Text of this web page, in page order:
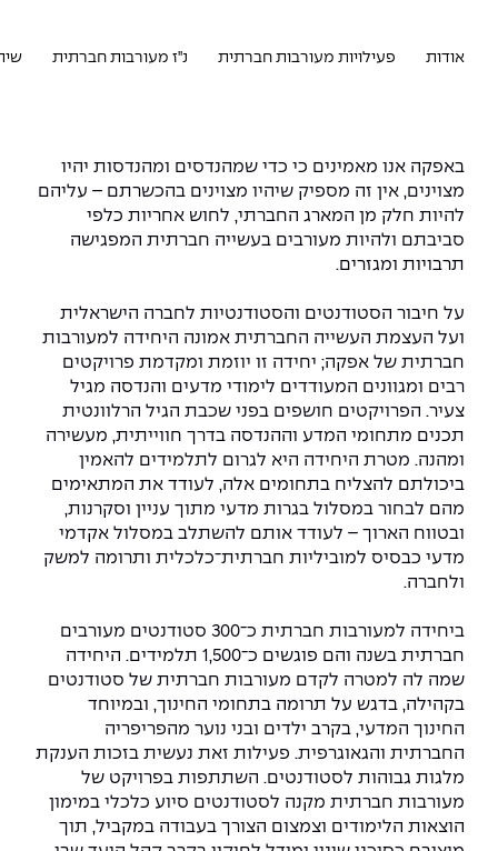
אודות פעילויות מעורבות חברתית נ"ז מעורבות חברתית
באפקה אנו מאמינים כי כדי שמהנדסים ומהנדסות יהיו
מצוינים, אין זה מספיק שיהיו מצוינים בהכשרתם – עליהם
להיות חלק מן המארג החברתי, לחוש אחריות כלפי
סביבתם ולהיות מעורבים בעשייה חברתית המפגישה
תרבויות ומגזרים.
על חיבור הסטודנטים והסטודנטיות לחברה הישראלית
ועל העצמת העשייה החברתית אמונה היחידה למעורבות
חברתית של אפקה; יחידה זו יוזמת ומקדמת פרויקטים
רבים ומגוונים המעודדים לימודי מדעים והנדסה מגיל
צעיר. הפרויקטים חושפים בפני שכבת הגיל הרלוונטית
תכנים מתחומי המדע וההנדסה בדרך חווייתית, מעשירה
ומהנה. מטרת היחידה היא לגרום לתלמידים להאמין
ביכולתם להצליח בתחומים אלה, לעודד את המתאימים
מהם לבחור במסלול בגרות מדעי מתוך עניין וסקרנות,
ובטווח הארוך – לעודד אותם להשתלב במסלול אקדמי
מדעי כבסיס למוביליות חברתית־כלכלית ותרומה למשק
ולחברה.
ביחידה למעורבות חברתית כ־300 סטודנטים מעורבים
חברתית בשנה והם פוגשים כ־1,500 תלמידים. היחידה
שמה לה למטרה לקדם מעורבות חברתית של סטודנטים
בקהילה, בדגש על תרומה בתחומי החינוך, ובמיוחד
החינוך המדעי, בקרב ילדים ובני נוער מהפריפריה
החברתית והגאוגרפית. פעילות זאת נעשית בזכות הענקת
מלגות גבוהות לסטודנטים. השתתפות בפרויקט של
מעורבות חברתית מקנה לסטודנטים סיוע כלכלי במימון
הוצאות הלימודים וצמצום הצורך בעבודה במקביל, תוך
מכרזי אפקה
הוגנות מגדרית
הצהרת נגישות
לעבוד באפקה
לוח שנה אקדמי
צור קשר
חדשות אפקה
כתבות
מדברים הנדסה (פודקאסט)
כתבי עת
כואבים את לכתם
לעבוד באפקה
משרות פנויות
תואר שני בהנדסה
הנדסת אנרגיה והספק
הנדסה וניהול
הנדסת מערכות
הנדסה רפואית
מערכות תבוניות AI
יחידות לימוד אקדמיות
היחידה למתמטיקה
היחידה לאנגלית
היחידה לחברה ורוח
היחידה ללימודי חוץ
קורס ניהול לוגיסטיקה ורכש
הכוון אקדמי
מרכז קריירה
מעבדות
ספרייה
אגודת הסטודנטים
מעטפת תמיכה למשרתות ולמשרתים
מעטפת חוסן
אופק – מרכזים לפיתוח מיומנויות
מועדוני סטודנטים
מעורבות חברתית
מרכז החדשנות והיזמות
המרכז לקידום הלמידה
היחידה לבינלאומיות
מידע למועמד תואר שני
הרשמה און ליין
שאלות ותשובות
מלגות ע״ב נתוני קבלה
תנאי קבלה - הנדסה
למה לעשות תואר שני באפקה?
מעטפת תמיכה וחוסן למשרתות
ולמשרתי המילואים – תשפ״ו
קול קורא להצטרף למעבדת המוחות
המרכז למחקר יישומי בעיבוד שפה וקול
המרכז להנדסת חומרים ותהליכים
מרכז ICSGen.AI
כנסים
Skills & Tech
כנסי פיתוח הון אנושי לאומי בהנדסה
כנס עיבוד דיבור
מדד הכישורים